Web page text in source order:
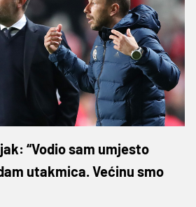
“Vodio sam umjesto
utakmica. Većinu smo